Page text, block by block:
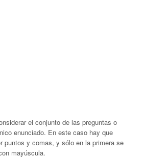
el conjunto de las preguntas o
enunciado. En este caso hay que
puntos y comas, y sólo en la primera se
mayúscula.